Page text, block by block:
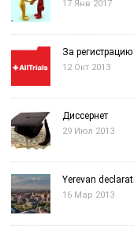
17 Янв 2017
За
12 Окт 2013
Диссернет
29 Июл 2013
Yerevan
16 Мар 2013